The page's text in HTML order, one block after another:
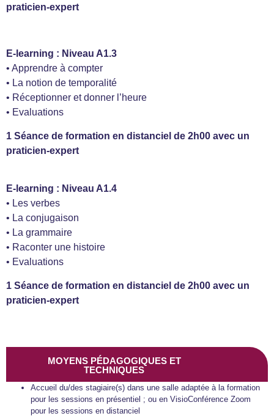
praticien-expert
E-learning : Niveau A1.3
• Apprendre à compter
• La notion de temporalité
• Réceptionner et donner l’heure
• Evaluations
1 Séance de formation en distanciel de 2h00 avec un
praticien-expert
E-learning : Niveau A1.4
• Les verbes
• La conjugaison
• La grammaire
• Raconter une histoire
• Evaluations
1 Séance de formation en distanciel de 2h00 avec un
praticien-expert
MOYENS PÉDAGOGIQUES ET
TECHNIQUES
Accueil du/des stagiaire(s) dans une salle adaptée à la formation
pour les sessions en présentiel ; ou en VisioConférence Zoom
pour les sessions en distanciel